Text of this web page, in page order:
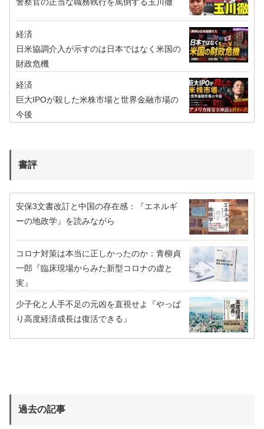
経済
日米協調介入が示すのは日本ではなく米国の
財政危機
経済
巨大IPOが殺した米株市場と世界金融市場の
今後
書評
安保3文書改訂と中国の存在感：『エネルギ
ーの地政学』を読みながら
コロナ対策は本当に正しかったのか：青柳貞
一郎『臨床現場からみた新型コロナの虚と
実』
少子化と人手不足の元凶を直視せよ『やっぱ
り高度経済成長は復活できる』
過去の記事